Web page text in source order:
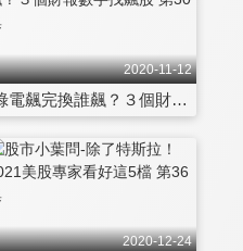
2020-11-12
綠電飆完換誰飆？３個財報數字找飆股 第30集
2020-12-24